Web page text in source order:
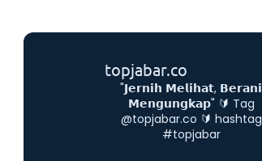
topjabar.co
"𝗝𝗲𝗿𝗻𝗶𝗵 𝗠𝗲𝗹𝗶𝗵𝗮𝘁, 𝗕𝗲𝗿𝗮𝗻𝗶
𝗠𝗲𝗻𝗴𝘂𝗻𝗴𝗸𝗮𝗽" 🔰 Tag
@topjabar.co 🔰 hashtag
#topjabar